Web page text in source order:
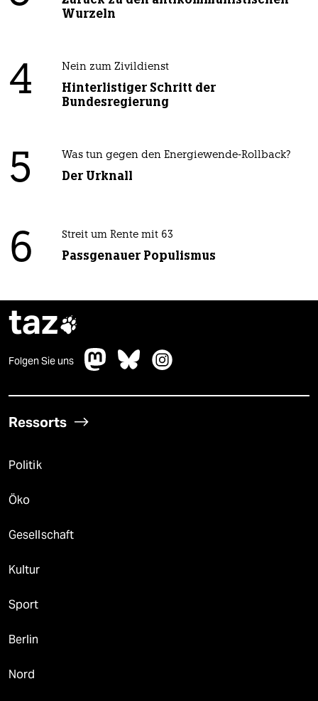
Wurzeln
4 Nein zum Zivildienst
Hinterlistiger Schritt der
Bundesregierung
5 Was tun gegen den Energiewende-Rollback?
Der Urknall
6 Streit um Rente mit 63
Passgenauer Populismus
taz
Folgen Sie uns
Ressorts
Politik
Öko
Gesellschaft
Kultur
Sport
Berlin
Nord